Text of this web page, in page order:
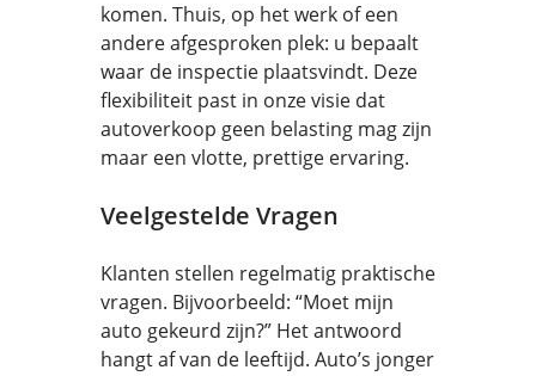
komen. Thuis, op het werk of een
andere afgesproken plek: u bepaalt
waar de inspectie plaatsvindt. Deze
flexibiliteit past in onze visie dat
autoverkoop geen belasting mag zijn
maar een vlotte, prettige ervaring.
Veelgestelde Vragen
Klanten stellen regelmatig praktische
vragen. Bijvoorbeeld: “Moet mijn
auto gekeurd zijn?” Het antwoord
hangt af van de leeftijd. Auto’s jonger